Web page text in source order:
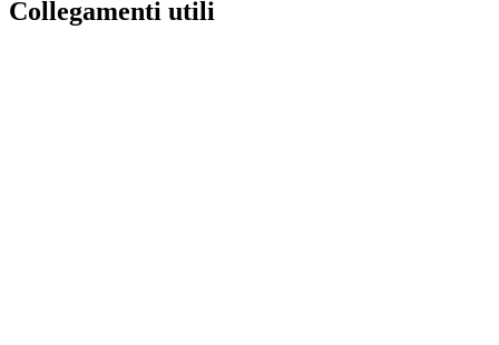
Collegamenti utili